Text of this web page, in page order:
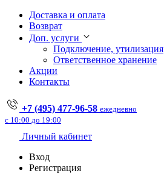
Доставка и оплата
Возврат
Доп. услуги
Подключение, утилизация
Ответственное хранение
Акции
Контакты
+7 (495) 477-96-58 ежедневно
с 10:00 до 19:00
Личный кабинет
Вход
Регистрация